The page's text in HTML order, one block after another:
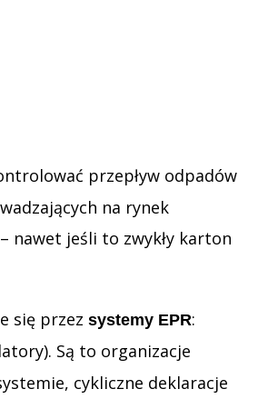
przepływ odpadów
na rynek
nawet jeśli to zwykły karton
się przez systemy EPR:
Są to organizacje
cykliczne deklaracje